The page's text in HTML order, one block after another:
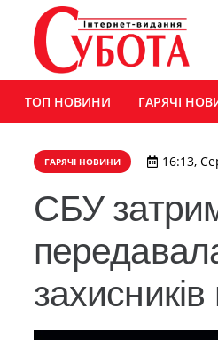
ТОП НОВИНИ ГАРЯЧІ
ГАРЯЧІ НОВИНИ 16:13,
СБУ